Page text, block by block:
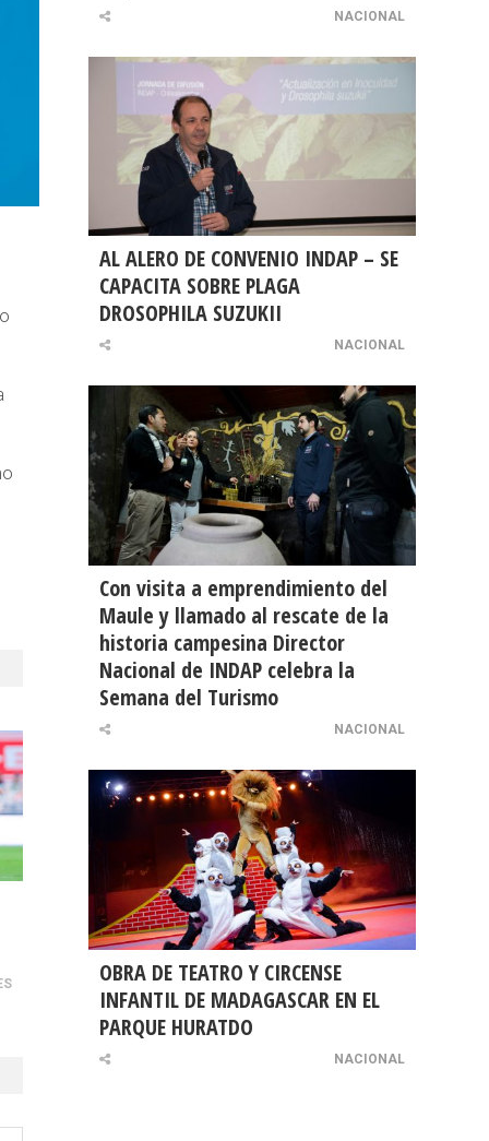
NACIONAL
AL ALERO DE CONVENIO INDAP – SE
CAPACITA SOBRE PLAGA
DROSOPHILA SUZUKII
NACIONAL
Con visita a emprendimiento del
Maule y llamado al rescate de la
historia campesina Director
Nacional de INDAP celebra la
Semana del Turismo
NACIONAL
OBRA DE TEATRO Y CIRCENSE
INFANTIL DE MADAGASCAR EN EL
PARQUE HURATDO
NACIONAL